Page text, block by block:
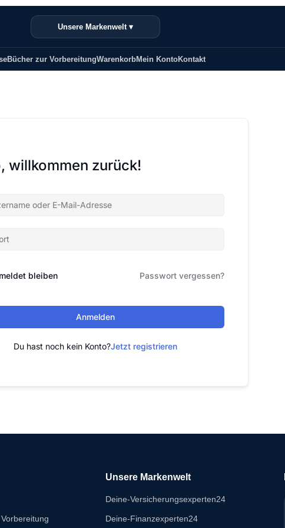
Unsere Markenwelt ▾
Bücher zur VorbereitungWarenkorbMein KontoKontakt
willkommen zurück!
bleiben Passwort vergessen?
Anmelden
Du hast noch kein Konto?Jetzt registrieren
Unsere Markenwelt
Deine-Versicherungsexperten24
Deine-Finanzexperten24